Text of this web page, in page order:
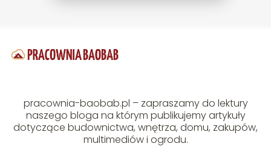
pracownia-baobab.pl – zapraszamy do lektury
naszego bloga na którym publikujemy artykuły
dotyczące budownictwa, wnętrza, domu, zakupów,
multimediów i ogrodu.